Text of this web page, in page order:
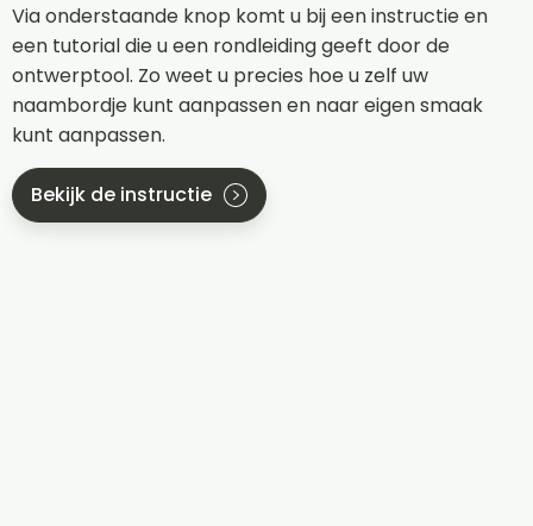
Via onderstaande knop komt u bij een instructie en
een tutorial die u een rondleiding geeft door de
ontwerptool. Zo weet u precies hoe u zelf uw
naambordje kunt aanpassen en naar eigen smaak
kunt aanpassen.
Bekijk de instructie